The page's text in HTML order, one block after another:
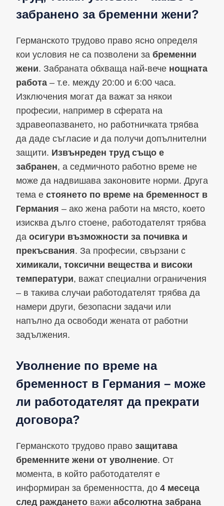
забранено за бременни жени?
Германското трудово право ясно определя
кои условия не са позволени за бременни
жени. Забраната обхваща най-вече нощната
работа – т.е. между 20:00 и 6:00 часа.
Изключения могат да важат за някои
професии, например в сферата на
здравеопазването, но работничката трябва
да даде съгласие и да получи допълнителни
защити. Извънреден труд също е
забранен, а седмичното работно време не
може да надвишава законовите норми. Друга
тема е стоянето по време на бременност в
Германия – ако жена работи на място, което
изисква дълго стоене, работодателят трябва
да осигури възможности за почивка и
прекъсвания. За професии, свързани с
химикали, токсични вещества и високи
температури, важат специални ограничения
– в такива случаи работодателят трябва да
намери други, безопасни задачи или
напълно да освободи жената от работни
задължения.
Уволнение по време на
бременност в Германия – може
ли работодателят да прекрати
договора?
Германското трудово право защитава
бременните жени от уволнение. От
момента, в който работодателят е
информиран за бременността, до 4 месеца
след раждането важи абсолютна забрана